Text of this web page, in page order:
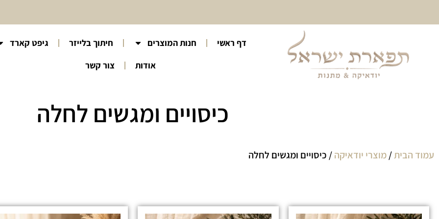
10% הנחה על כל קטגוריית
כיסוי לטלית ולתפילין דף ראשי חנות המוצרים חיתוך בלייזר
גיפט קארד
אודות
צור קשר
כיסויים ומגשים לחלה
עמוד הבית/מוצרי יודאיקה/ כיסויים ומגשים לחלה